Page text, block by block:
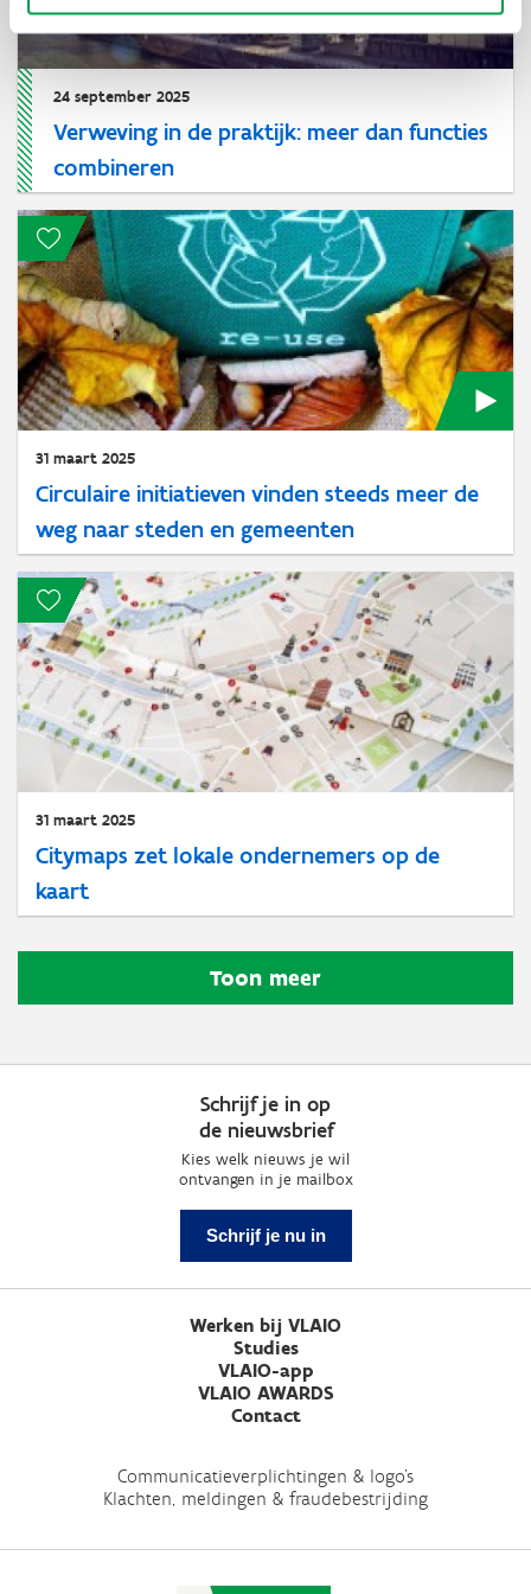
24 september 2025
Verweving in de praktijk: meer dan functies
combineren
31 maart 2025
Circulaire initiatieven vinden steeds meer de
weg naar steden en gemeenten
31 maart 2025
Citymaps zet lokale ondernemers op de
kaart
Toon meer
Schrijf je in op
de nieuwsbrief
Kies welk nieuws je wil
ontvangen in je mailbox
Schrijf je nu in
Werken bij VLAIO
Studies
VLAIO-app
VLAIO AWARDS
Contact
Communicatieverplichtingen & logo's
Klachten, meldingen & fraudebestrijding